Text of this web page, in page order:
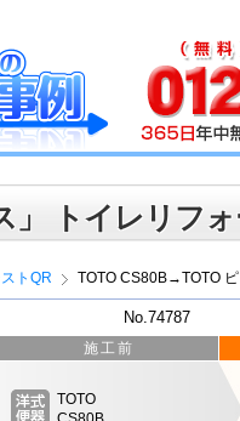
」 トイレリフ
トQR TOTO CS80B→TOTO
No.74787
施工前
TOTO